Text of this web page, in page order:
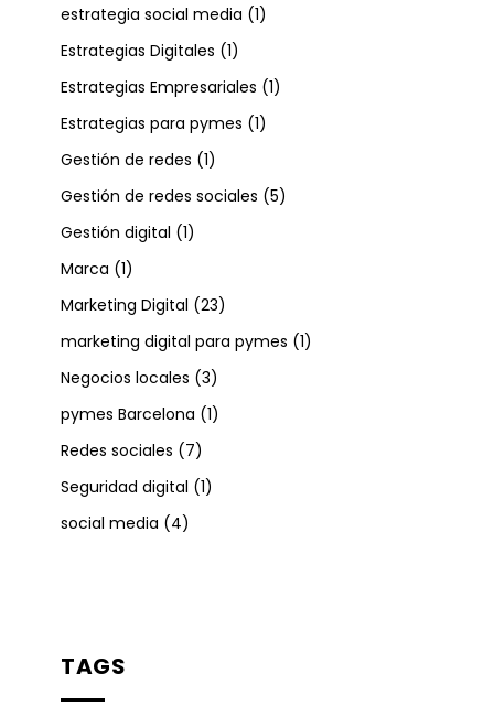
estrategia social media (1)
Estrategias Digitales (1)
Estrategias Empresariales (1)
Estrategias para pymes (1)
Gestión de redes (1)
Gestión de redes sociales (5)
Gestión digital (1)
Marca (1)
Marketing Digital (23)
marketing digital para pymes (1)
Negocios locales (3)
pymes Barcelona (1)
Redes sociales (7)
Seguridad digital (1)
social media (4)
TAGS